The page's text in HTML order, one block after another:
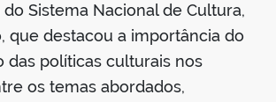
Sistema Nacional de Cultura,
que destacou a importância do
das políticas culturais nos
os temas abordados,